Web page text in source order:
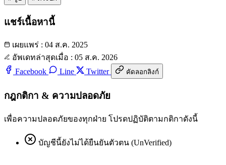
แชร์เนื้อหานี้
เผยแพร่ : 04 ส.ค. 2025
อัพเดทล่าสุดเมื่อ : 05 ส.ค. 2026
Facebook
Line Twitter คัดลอกลิงก์
กฎกติกา & ความปลอดภัย
เพื่อความปลอดภัยของทุกฝ่าย โปรดปฏิบัติตามกติกาดังนี้
บัญชีนี้ยังไม่ได้ยืนยันตัวตน (UnVerified)